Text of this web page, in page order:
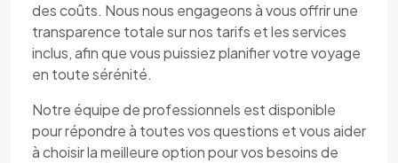
des coûts. Nous nous engageons à vous offrir une
transparence totale sur nos tarifs et les services
inclus, afin que vous puissiez planifier votre voyage
en toute sérénité.
Notre équipe de professionnels est disponible
pour répondre à toutes vos questions et vous aider
à choisir la meilleure option pour vos besoins de